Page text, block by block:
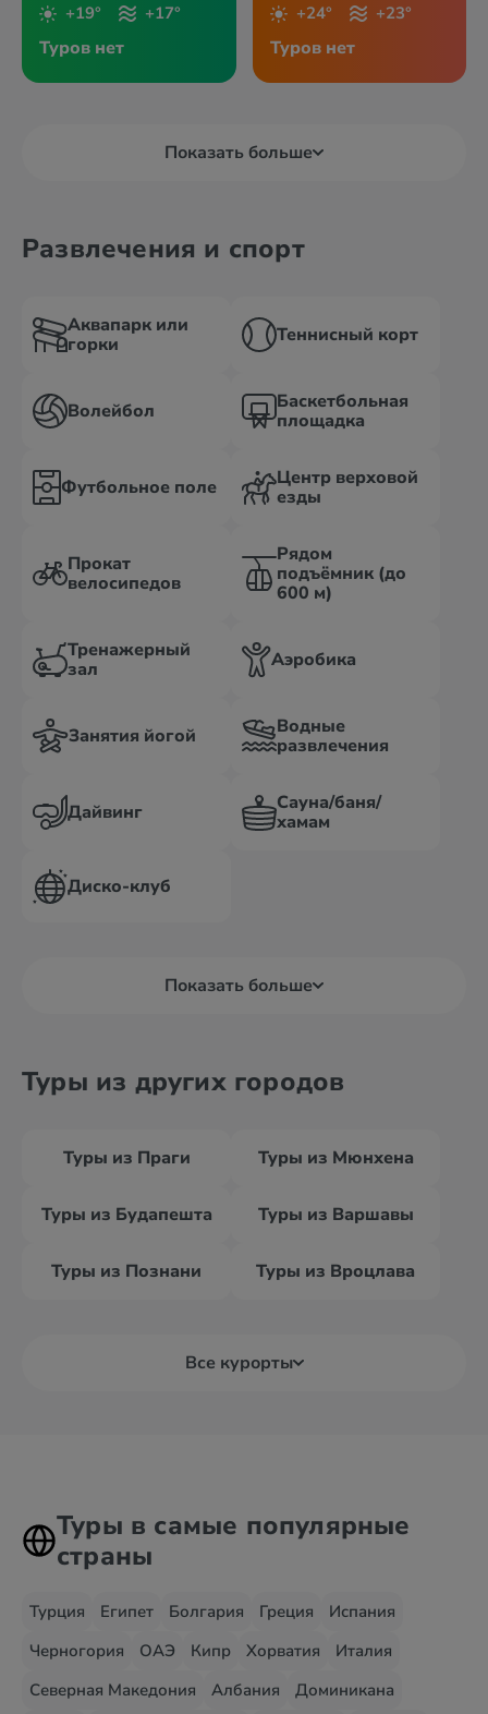
+19° +17°
Туров нет
+24° +23°
Туров нет
Показать больше
Развлечения и спорт
Аквапарк или
горки
Теннисный корт
Волейбол
Баскетбольная
площадка
Футбольное поле
Центр верховой
езды
Прокат
велосипедов
Рядом
подъёмник (до
600 м)
Тренажерный
зал
Аэробика
Занятия йогой
Водные
развлечения
Дайвинг
Сауна/баня/
хамам
Диско-клуб
Показать больше
Туры из других городов
Туры из Праги Туры из Мюнхена
Туры из Будапешта Туры из Варшавы
Туры из Познани Туры из Вроцлава
Все курорты
Туры в самые популярные
страны
Турция Египет Болгария Греция
Испания
Черногория
ОАЭ Кипр Хорватия
Италия
Северная Македония
Албания Доминикана